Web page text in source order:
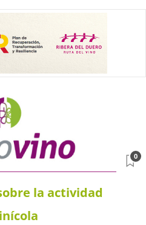
la actividad
0